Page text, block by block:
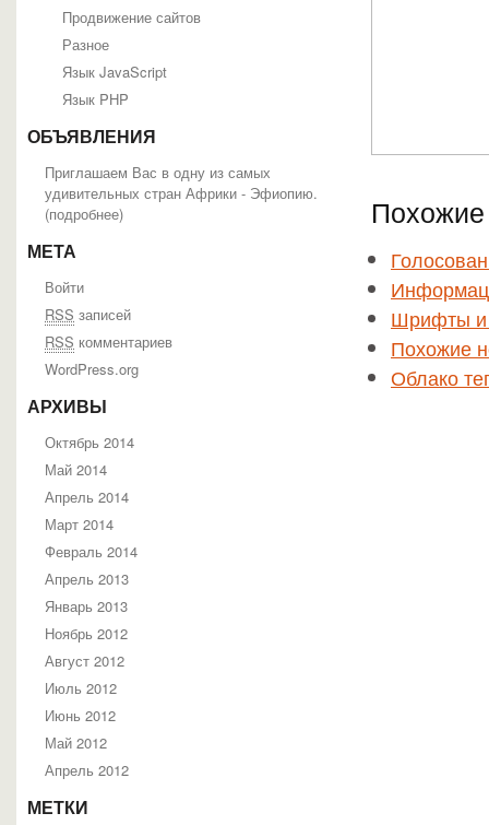
Продвижение сайтов
Разное
Язык JavaScript
Язык PHP
ОБЪЯВЛЕНИЯ
Приглашаем Вас в одну из самых
удивительных стран Африки - Эфиопию.
(подробнее)
МЕТА
Войти
RSS записей
RSS комментариев
WordPress.org
АРХИВЫ
Октябрь 2014
Май 2014
Апрель 2014
Март 2014
Февраль 2014
Апрель 2013
Январь 2013
Ноябрь 2012
Август 2012
Июль 2012
Июнь 2012
Май 2012
Апрель 2012
МЕТКИ
Похожие
Шрифты и
Похожие
Облако